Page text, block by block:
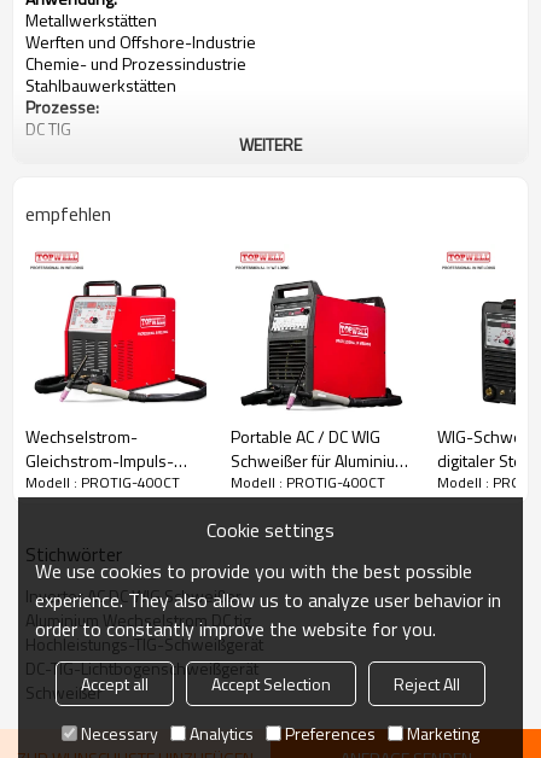
Metallwerkstätten
Werften und Offshore-Industrie
Chemie- und Prozessindustrie
Stahlbauwerkstätten
Prozesse:
DC TIG
Nennleistung bei 40 °C(104°F):
Gewicht: 70 kg
WEITERE
empfehlen
Wechselstrom-
Gleichstrom-Impuls-
Schweißgerät
Modell : PROTIG-400CT
Portable AC / DC WIG
Schweißer für Aluminium
Schweißen ALUTIG-
Modell : PROTIG-400CT
WIG-
digitaler
Handy TIG-
Modell :
Stichwörter
Inverter AC DC WIG Schweißer
Aluminium Wechselstrom DC tig
Hochleistungs-TIG-Schweißgerät
DC-TIG-Lichtbogenschweißgerät
Schweißer
Cookie settings
We use cookies to provide you with the best possible
experience. They also allow us to analyze user behavior in
order to constantly improve the website for you.
Accept all Accept Selection
Reject All
Necessary
Analytics Preferences Marketing